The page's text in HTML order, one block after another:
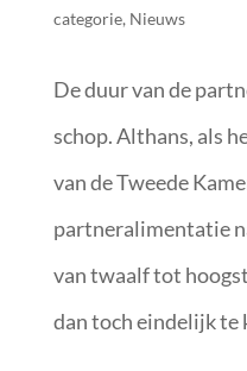
categorie, Nieuws
De duur van de
schop. Althans, als
van de Tweede
partneralimentatie
van twaalf tot
dan toch eindelijk te